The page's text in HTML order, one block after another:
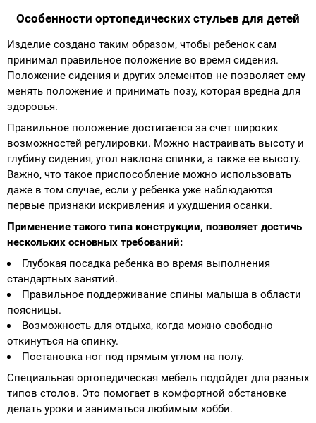
Особенности ортопедических стульев для детей
Изделие создано таким образом, чтобы ребенок сам
принимал правильное положение во время сидения.
Положение сидения и других элементов не позволяет ему
менять положение и принимать позу, которая вредна для
здоровья.
Правильное положение достигается за счет широких
возможностей регулировки. Можно настраивать высоту и
глубину сидения, угол наклона спинки, а также ее высоту.
Важно, что такое приспособление можно использовать
даже в том случае, если у ребенка уже наблюдаются
первые признаки искривления и ухудшения осанки.
Применение такого типа конструкции, позволяет достичь
нескольких основных требований:
Глубокая посадка ребенка во время выполнения
стандартных занятий.
Правильное поддерживание спины малыша в области
поясницы.
Возможность для отдыха, когда можно свободно
откинуться на спинку.
Постановка ног под прямым углом на полу.
Специальная ортопедическая мебель подойдет для разных
типов столов. Это помогает в комфортной обстановке
делать уроки и заниматься любимым хобби.